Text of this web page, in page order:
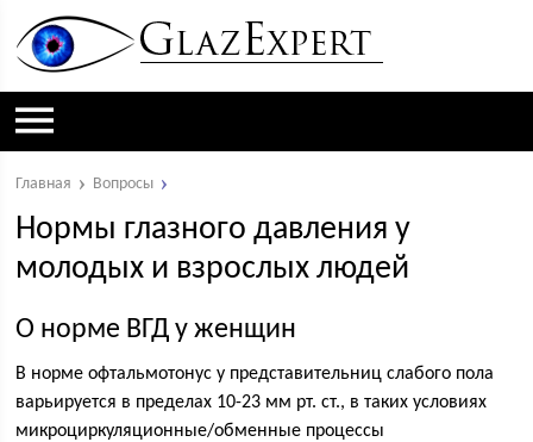
Главная Вопросы
Нормы глазного давления у
молодых и взрослых людей
О норме ВГД у женщин
В норме офтальмотонус у представительниц слабого пола
варьируется в пределах 10-23 мм рт. ст., в таких условиях
микроциркуляционные/обменные процессы